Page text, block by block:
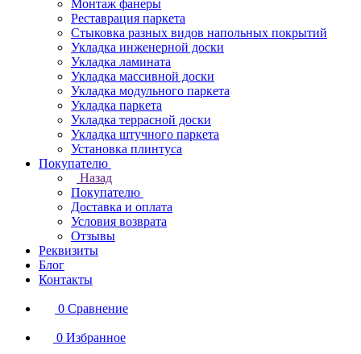
Монтаж фанеры
Реставрация паркета
Стыковка разных видов напольных покрытий
Укладка инженерной доски
Укладка ламината
Укладка массивной доски
Укладка модульного паркета
Укладка паркета
Укладка террасной доски
Укладка штучного паркета
Установка плинтуса
Покупателю
Назад
Покупателю
Доставка и оплата
Условия возврата
Отзывы
Реквизиты
Блог
Контакты
0 Сравнение
0 Избранное